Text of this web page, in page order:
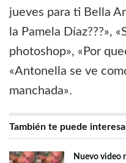
jueves para ti Bella
la Pamela Díaz???»,
photoshop», «Por
«Antonella se ve
manchada».
También te puede
Nuevo video